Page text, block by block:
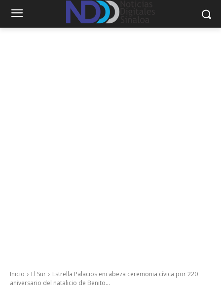
Inicio El Sur
Estrella Palacios encabeza ceremonia cívica por 220
aniversario del natalicio de Benito...